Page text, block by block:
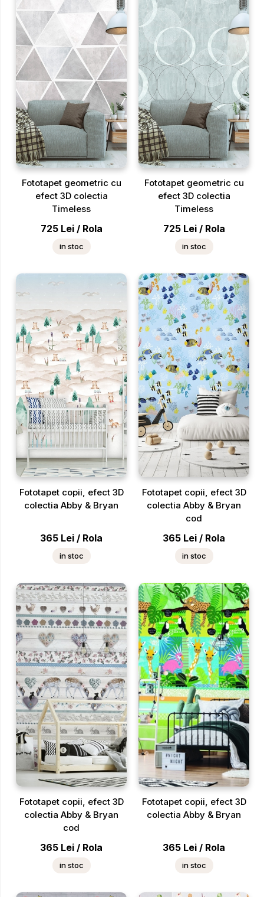
Fototapet geometric cu
efect 3D colectia
Timeless
725 Lei / Rola
in stoc
Fototapet geometric cu
efect 3D colectia
Timeless
725 Lei / Rola
in stoc
Fototapet copii, efect 3D
colectia Abby & Bryan
365 Lei / Rola
in stoc
Fototapet copii, efect 3D
colectia Abby & Bryan
cod
365 Lei / Rola
in stoc
Fototapet copii, efect 3D
colectia Abby & Bryan
cod
365 Lei / Rola
in stoc
Fototapet copii, efect 3D
colectia Abby & Bryan
365 Lei / Rola
in stoc